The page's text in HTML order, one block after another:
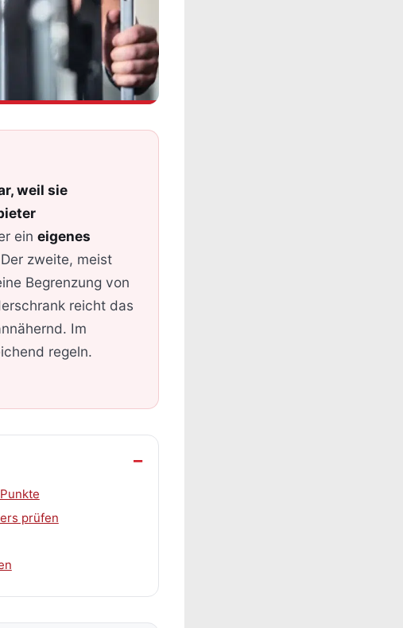
weil sie
ein eigenes
zweite, meist
Begrenzung von
reicht das
Im
regeln.
prüfen